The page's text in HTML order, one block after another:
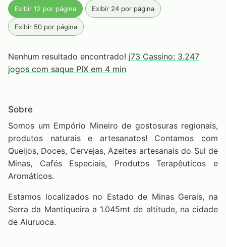
Exibir 12 por página Exibir 24 por página
Exibir 50 por página
Nenhum resultado encontrado! j73 Cassino: 3.247
jogos com saque PIX em 4 min
Sobre
Somos um Empório Mineiro de gostosuras regionais,
produtos naturais e artesanatos! Contamos com
Queijos, Doces, Cervejas, Azeites artesanais do Sul de
Minas, Cafés Especiais, Produtos Terapêuticos e
Aromáticos.
Estamos localizados no Estado de Minas Gerais, na
Serra da Mantiqueira a 1.045mt de altitude, na cidade
de Aiuruoca.